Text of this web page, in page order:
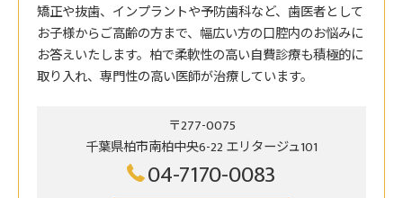
矯正や抜歯、インプラントや予防歯科など、歯医者として
お子様からご高齢の方まで、幅広い方の口腔内のお悩みに
お答えいたします。柏で柔軟性の高い自費診療も積極的に
取り入れ、専門性の高い医師が治療しています。
〒277-0075
千葉県柏市南柏中央6-22 エリタージュ101
04-7170-0083